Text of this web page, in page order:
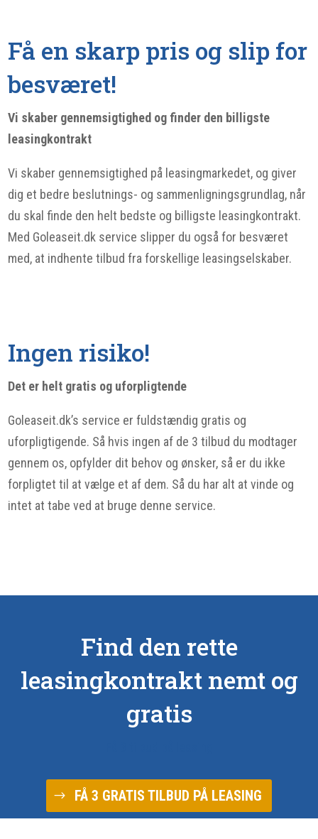
Få en skarp pris og slip for
besværet!
Vi skaber gennemsigtighed og finder den billigste
leasingkontrakt
Vi skaber gennemsigtighed på leasingmarkedet, og giver
dig et bedre beslutnings- og sammenligningsgrundlag, når
du skal finde den helt bedste og billigste leasingkontrakt.
Med Goleaseit.dk service slipper du også for besværet
med, at indhente tilbud fra forskellige leasingselskaber.
Ingen risiko!
Det er helt gratis og uforpligtende
Goleaseit.dk’s service er fuldstændig gratis og
uforpligtigende. Så hvis ingen af de 3 tilbud du modtager
gennem os, opfylder dit behov og ønsker, så er du ikke
forpligtet til at vælge et af dem. Så du har alt at vinde og
intet at tabe ved at bruge denne service.
Find den rette
leasingkontrakt nemt og
gratis
FÅ 3 GRATIS TILBUD PÅ LEASING